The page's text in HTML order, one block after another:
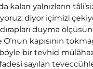
kalan yalnızların
diyor içimizi
duyma
O’nun kapısının
bir tevhid
sayılan